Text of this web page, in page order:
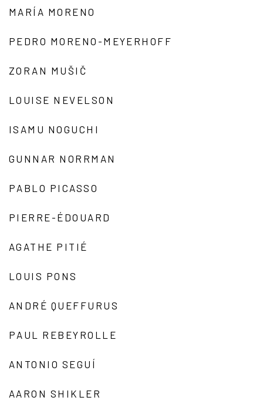
MARÍA MORENO
PEDRO MORENO-MEYERHOFF
ZORAN MUŠIČ
LOUISE NEVELSON
ISAMU NOGUCHI
GUNNAR NORRMAN
PABLO PICASSO
PIERRE-ÉDOUARD
AGATHE PITIÉ
LOUIS PONS
ANDRÉ QUEFFURUS
PAUL REBEYROLLE
ANTONIO SEGUÍ
AARON SHIKLER